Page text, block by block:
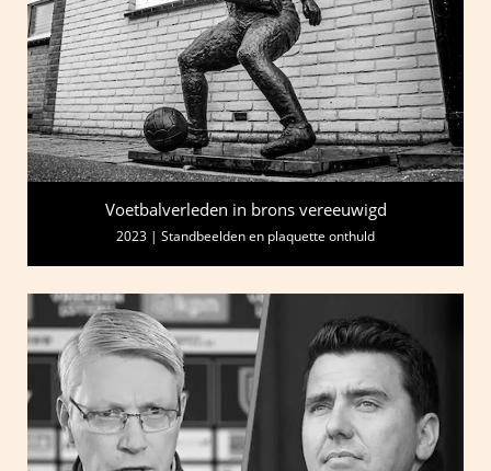
Voetbalverleden in brons vereeuwigd
2023 | Standbeelden en plaquette onthuld